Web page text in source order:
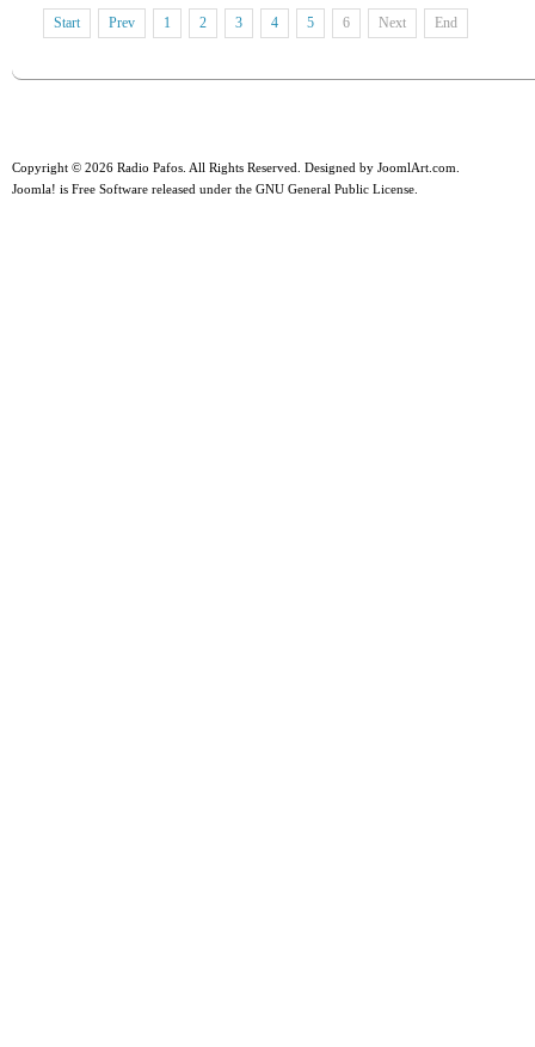
Start Prev 1 2 3 4 5 6 Next End
Copyright © 2026 Radio Pafos. All Rights Reserved. Designed by JoomlArt.com
Joomla! is Free Software released under the GNU General Public License.